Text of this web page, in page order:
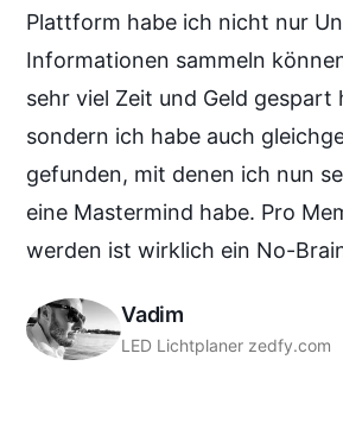
Plattform habe ich nicht nur
Informationen sammeln
sehr viel Zeit und Geld gespart
sondern ich habe auch
gefunden, mit denen ich nun
eine Mastermind habe. Pro
werden ist wirklich ein No-
Vadim
LED Lichtplaner zedfy.com